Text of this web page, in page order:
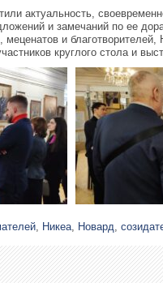
актуальность,
и замечаний по ее
и
круглого стола и
, Никеа, Новард,